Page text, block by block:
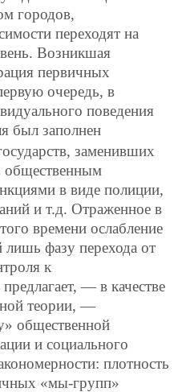
городов,
переходят на
Возникшая
первичных
очередь, в
поведения
был заполнен
заменивших
общественным
в виде полиции,
и т.д. Отраженное в
времени ослабление
лишь фазу перехода от
к
— в качестве
теории, —
общественной
и социального
плотность
«мы-групп»